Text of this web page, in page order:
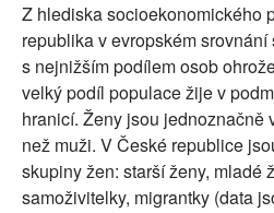
Z hlediska socioekonomického
republika v evropském
s nejnižším podílem osob
velký podíl populace žije v
hranicí. Ženy jsou jednoznačně
než muži. V České republice
skupiny žen: starší ženy, mladé
samoživitelky, migrantky (data